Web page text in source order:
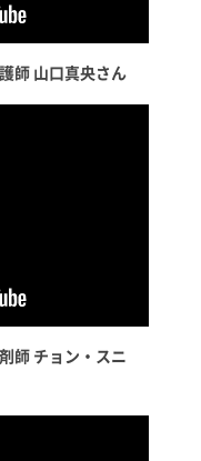
師 山口真央さん
師 チョン・スニ